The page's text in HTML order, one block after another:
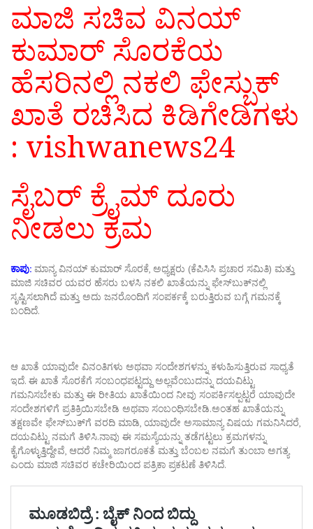
ಮಾಜಿ ಸಚಿವ ವಿನಯ್
ಕುಮಾರ್ ಸೊರಕೆಯ
ಹೆಸರಿನಲ್ಲಿ ನಕಲಿ ಫೇಸ್ಬುಕ್
ಖಾತೆ ರಚಿಸಿದ ಕಿಡಿಗೇಡಿಗಳು
: vishwanews24
ಸೈಬರ್ ಕ್ರೈಮ್ ದೂರು
ನೀಡಲು ಕ್ರಮ
ಕಾಪು: ಮಾನ್ಯ ವಿನಯ್ ಕುಮಾರ್ ಸೊರಕೆ, ಅಧ್ಯಕ್ಷರು (ಕೆಪಿಸಿಸಿ ಪ್ರಚಾರ ಸಮಿತಿ) ಮತ್ತು
ಮಾಜಿ ಸಚಿವರ ಯವರ ಹೆಸರು ಬಳಸಿ ನಕಲಿ ಖಾತೆಯನ್ನು ಫೇಸ್‌ಬುಕ್‌ನಲ್ಲಿ
ಸೃಷ್ಟಿಸಲಾಗಿದೆ ಮತ್ತು ಅದು ಜನರೊಂದಿಗೆ ಸಂಪರ್ಕಕ್ಕೆ ಬರುತ್ತಿರುವ ಬಗ್ಗೆ ಗಮನಕ್ಕೆ
ಬಂದಿದೆ.
ಆ ಖಾತೆ ಯಾವುದೇ ವಿನಂತಿಗಳು ಅಥವಾ ಸಂದೇಶಗಳನ್ನು ಕಳುಹಿಸುತ್ತಿರುವ ಸಾಧ್ಯತೆ
ಇದೆ. ಈ ಖಾತೆ ಸೊರಕೆಗೆ ಸಂಬಂಧಪಟ್ಟದ್ದು ಅಲ್ಲವೆಂಬುದನ್ನು ದಯವಿಟ್ಟು
ಗಮನಿಸಬೇಕು ಮತ್ತು ಈ ರೀತಿಯ ಖಾತೆಯಿಂದ ನೀವು ಸಂಪರ್ಕಿಸಲ್ಪಟ್ಟರೆ ಯಾವುದೇ
ಸಂದೇಶಗಳಿಗೆ ಪ್ರತಿಕ್ರಿಯಿಸಬೇಡಿ ಅಥವಾ ಸಂಬಂಧಿಸಬೇಡಿ.ಅಂತಹ ಖಾತೆಯನ್ನು
ತಕ್ಷಣವೇ ಫೇಸ್‌ಬುಕ್‌ಗೆ ವರದಿ ಮಾಡಿ, ಯಾವುದೇ ಅಸಾಮಾನ್ಯ ವಿಷಯ ಗಮನಿಸಿದರೆ,
ದಯವಿಟ್ಟು ನಮಗೆ ತಿಳಿಸಿ.ನಾವು ಈ ಸಮಸ್ಯೆಯನ್ನು ತಡೆಗಟ್ಟಲು ಕ್ರಮಗಳನ್ನು
ಕೈಗೊಳ್ಳುತ್ತಿದ್ದೇವೆ, ಆದರೆ ನಿಮ್ಮ ಜಾಗರೂಕತೆ ಮತ್ತು ಬೆಂಬಲ ನಮಗೆ ತುಂಬಾ ಅಗತ್ಯ
ಎಂದು ಮಾಜಿ ಸಚಿವರ ಕಚೇರಿಯಿಂದ ಪತ್ರಿಕಾ ಪ್ರಕಟಣೆ ತಿಳಿಸಿದೆ.